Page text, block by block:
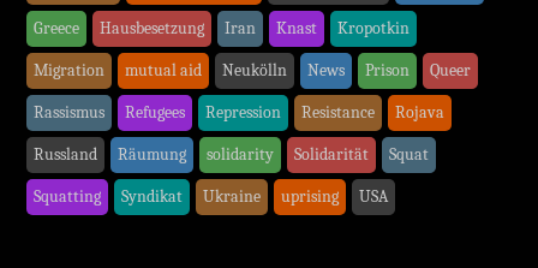
Greece Hausbesetzung Iran Knast Kropotkin
Migration mutual aid Neukölln News Prison Queer
Rassismus Refugees Repression Resistance Rojava
Russland Räumung solidarity Solidarität Squat
Squatting Syndikat Ukraine uprising USA